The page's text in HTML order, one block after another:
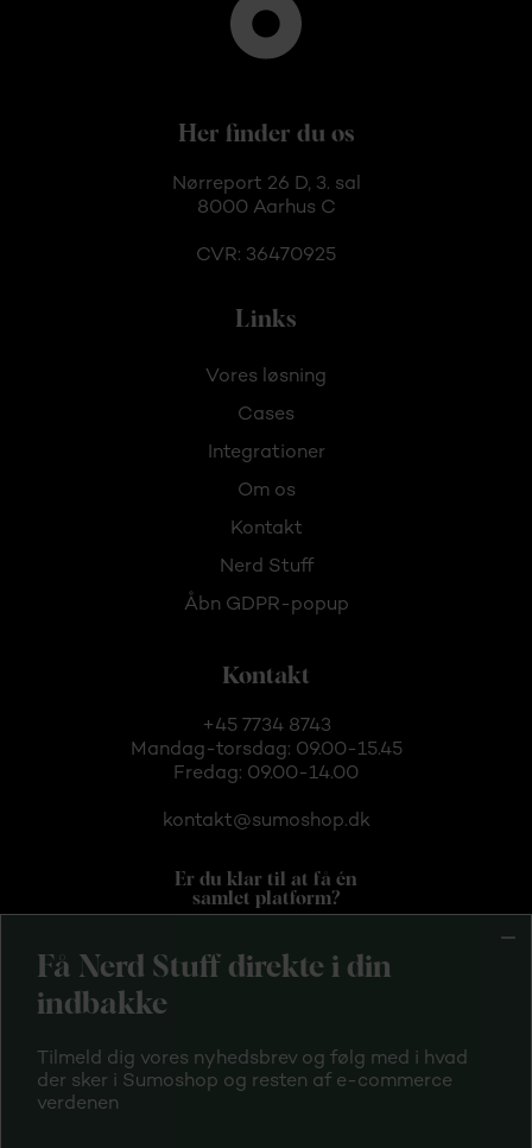
Få Nerd Stuff direkte i din
indbakke
Tilmeld dig vores nyhedsbrev og følg med i hvad
der sker i Sumoshop og resten af e-commerce
verdenen
Her finder du os
Nørreport 26 D, 3. sal
8000 Aarhus C
CVR: 36470925
Links
Vores løsning
Cases
Integrationer
Om os
Kontakt
Nerd Stuff
Åbn GDPR-popup
Kontakt
+45 7734 8743
Mandag-torsdag: 09.00-15.45
Fredag: 09.00-14.00
kontakt@sumoshop.dk
Er du klar til at få én
samlet platform?
Handelsbetingelser